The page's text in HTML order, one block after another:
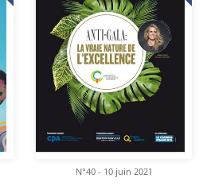
N°40 - 10 juin 2021